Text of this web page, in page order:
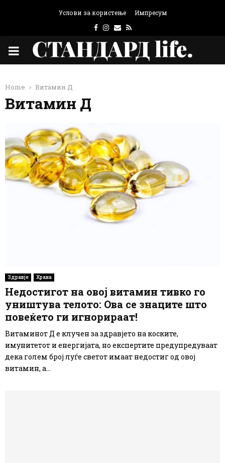
Услови за користење Импресум
Facebook
Instagram
Email
Rss
PRIMARY
Home Витамин Д
Витамин Д
Здравје Храна
Недостигот на овој витамин тивко го
уништува телото: Ова се знаците што
повеќето ги игнорираат!
Витаминот Д е клучен за здравјето на коските,
имунитетот и енергијата, но експертите предупредуваат
дека голем број луѓе светот имаат недостиг од овој
витамин, а...